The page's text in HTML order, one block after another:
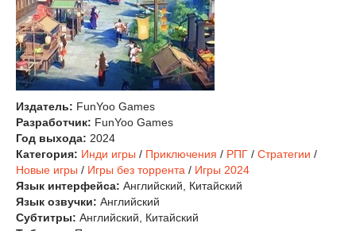
Издатель: FunYoo Games
Разработчик: FunYoo Games
Год выхода: 2024
Категория: Инди игры / Приключения / РПГ / Стратегии /
Новые игры / Игры без торрента / Игры 2024
Язык интерфейса: Английский, Китайский
Язык озвучки: Английский
Субтитры: Английский, Китайский